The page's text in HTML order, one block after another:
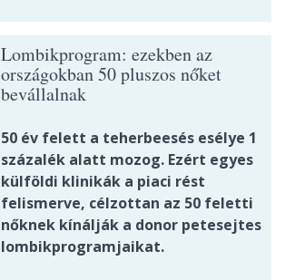
Lombikprogram: ezekben az
országokban 50 pluszos nőket
bevállalnak
50 év felett a teherbeesés esélye 1
százalék alatt mozog. Ezért egyes
külföldi klinikák a piaci rést
felismerve, célzottan az 50 feletti
nőknek kínálják a donor petesejtes
lombikprogramjaikat.